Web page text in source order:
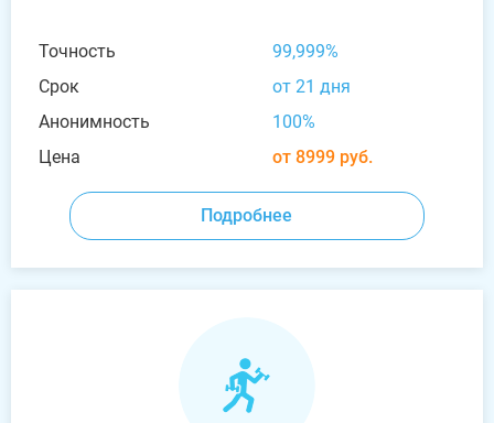
Точность
99,999%
Срок
от 21 дня
Анонимность
100%
Цена
от 8999 руб.
Подробнее